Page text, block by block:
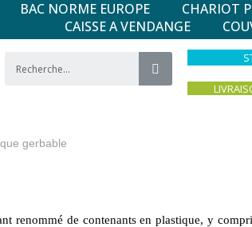
BAC NORME EUROPE CHARIOT
CAISSE A VENDANGE
gerbable
renommé de contenants en plastique, y